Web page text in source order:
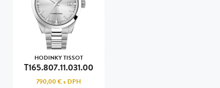
HODINKY TISSOT
T165.807.11.031.00
790,00 €s DPH